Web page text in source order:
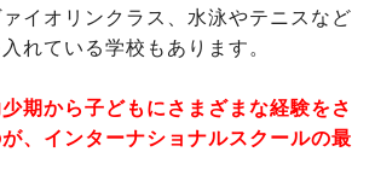
イオリンクラス、水泳やテニスなど
れている学校もあります。
期から子どもにさまざまな経験をさ
、インターナショナルスクールの最